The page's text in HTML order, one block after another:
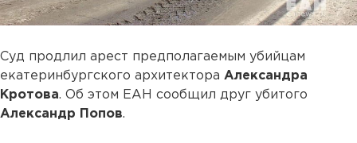
Суд продлил арест предполагаемым убийцам
екатеринбургского архитектора Александра
Кротова. Об этом ЕАН сообщил друг убитого
Александр Попов.